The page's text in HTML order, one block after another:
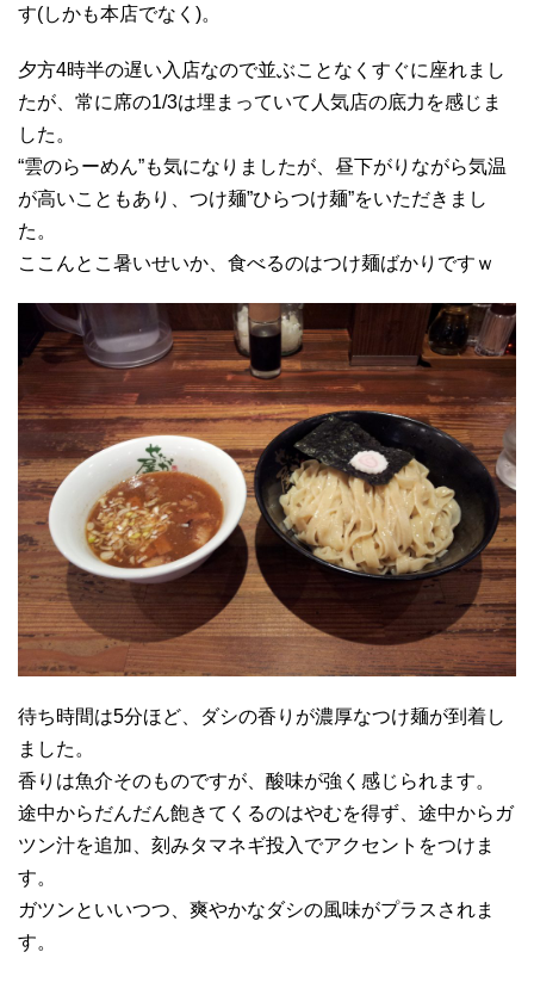
す(しかも本店でなく)。
夕方4時半の遅い入店なので並ぶことなくすぐに座れまし
たが、常に席の1/3は埋まっていて人気店の底力を感じま
した。
“雲のらーめん”も気になりましたが、昼下がりながら気温
が高いこともあり、つけ麺”ひらつけ麺”をいただきまし
た。
ここんとこ暑いせいか、食べるのはつけ麺ばかりですｗ
待ち時間は5分ほど、ダシの香りが濃厚なつけ麺が到着し
ました。
香りは魚介そのものですが、酸味が強く感じられます。
途中からだんだん飽きてくるのはやむを得ず、途中からガ
ツン汁を追加、刻みタマネギ投入でアクセントをつけま
す。
ガツンといいつつ、爽やかなダシの風味がプラスされま
す。